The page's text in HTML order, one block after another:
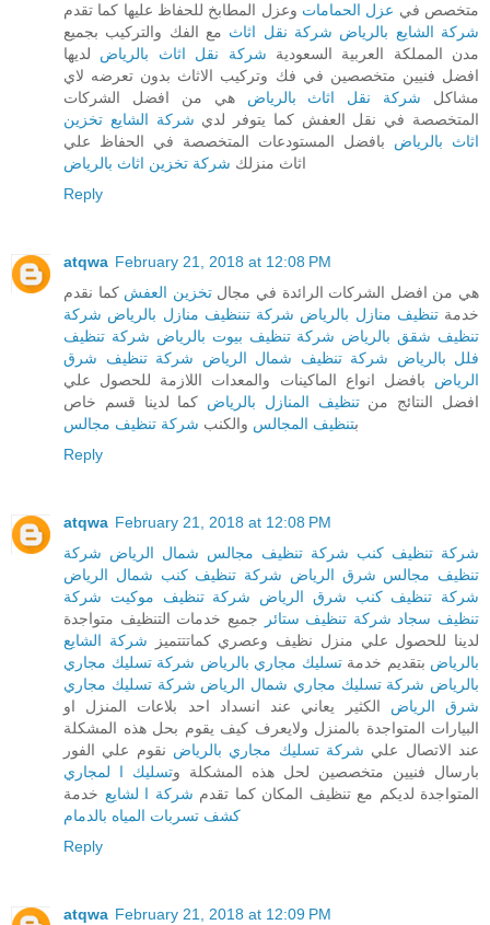
متخصص في عزل الحمامات وعزل المطابخ للحفاظ عليها كما تقدم
شركة الشايع بالرياض شركة نقل اثاث مع الفك والتركيب بجميع
مدن المملكة العربية السعودية شركة نقل اثاث بالرياض لديها
افضل فنيين متخصصين في فك وتركيب الاثاث بدون تعرضه لاي
مشاكل شركة نقل اثاث بالرياض هي من افضل الشركات
المتخصصة في نقل العفش كما يتوفر لدي شركة الشايع تخزين
اثاث بالرياض بافضل المستودعات المتخصصة في الحفاظ علي
اثاث منزلك شركة تخزين اثاث بالرياض
Reply
atqwa February 21, 2018 at 12:08 PM
هي من افضل الشركات الرائدة في مجالتخزين العفش كما نقدم
خدمةتنظيف منازل بالرياض شركة تننظيف منازل بالرياض شركة
تنظيف شقق بالرياض شركة تنظيف بيوت بالرياض شركة تنظيف
فلل بالرياض
شركة تنظيف شمال الرياض
شركة تنظيف شرق
الرياض بافضل انواع الماكينات والمعدات اللازمة للحصول علي
افضل النتائج منتنظيف المنازل بالرياض كما لدينا قسم خاص
بتنظيف المجالس والكنب شركة تنظيف مجالس
Reply
atqwa February 21, 2018 at 12:08 PM
شركة تنظيف كنب شركة تنظيف مجالس شمال الرياض شركة
تنظيف مجالس شرق الرياض شركة تنظيف كنب شمال الرياض
شركة تنظيف كنب شرق الرياض
شركة تنظيف موكيت
شركة
تنظيف سجاد شركة تنظيف ستائر
جميع خدمات التنظيف متواجدة
لدينا للحصول علي منزل نظيف وعصري كماتتتميز شركة الشايع
بالرياض بتقديم خدمةتسليك مجاري بالرياض شركة تسليك مجاري
بالرياض شركة تسليك مجاري شمال الرياض شركة تسليك مجاري
شرق الرياض الكثير يعاني عند انسداد احد بلاعات المنزل او
البيارات المتواجدة بالمنزل ولايعرف كيف يقوم بحل هذه المشكلة
عند الاتصال علي شركة تسليك مجاري بالرياض نقوم علي الفور
بارسال فنيين متخصصين لحل هذه المشكلة وتسليك ا لمجاري
المتواجدة لديكم مع تنظيف المكان كما تقدم شركة ا لشايع خدمة
كشف تسربات المياه بالدمام
Reply
atqwa February 21, 2018 at 12:09 PM